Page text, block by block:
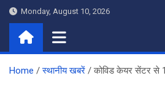
Skip
content
Monday, August 10, 2026
Home स्थानीय खबरें कोविड केयर सेंटर से